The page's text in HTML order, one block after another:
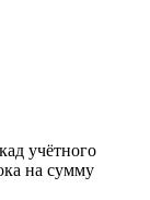
учётного
на сумму